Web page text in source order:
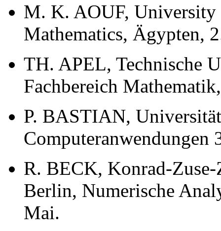
M. K. AOUF, University
Mathematics, Ägypten,
TH. APEL, Technische
Fachbereich
P. BASTIAN,
Computeranwendungen
R. BECK, Konrad-
Berlin, Numerische
Mai.